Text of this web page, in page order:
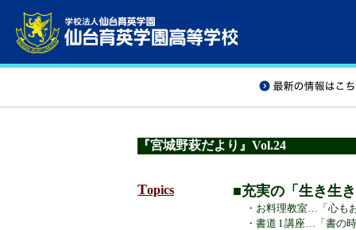
『宮城野萩だより』Vol.24
Topics ■充実の「生き生
・ お料理教室…「心も
・ 書道 I 講座…「書の